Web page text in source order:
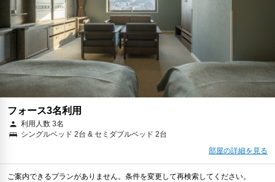
フォース3名利用
利用人数 3名
シングルベッド 2台 & セミダブルベッド 2台
部屋の詳細を見る
ご案内できるプランがありません。条件を変更して再検索してください。